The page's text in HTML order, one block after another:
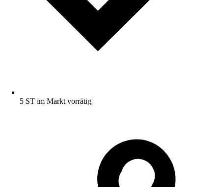
5 ST im Markt vorrätig